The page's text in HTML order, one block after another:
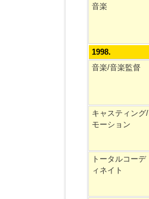
音楽
1998.
音楽/音楽監督
キャスティング/
モーション
トータルコーデ
ィネイト